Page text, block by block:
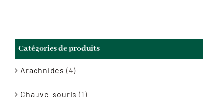
Catégories de produits
Arachnides (4)
Chauve-souris (1)